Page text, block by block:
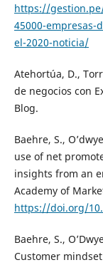
https://
45000-empresas-
el-2020-noticia/
Atehortúa, D.,
de negocios con
Blog.
Baehre, S.,
use of net
insights from an
Academy of
https://doi.org/
Baehre, S.,
Customer